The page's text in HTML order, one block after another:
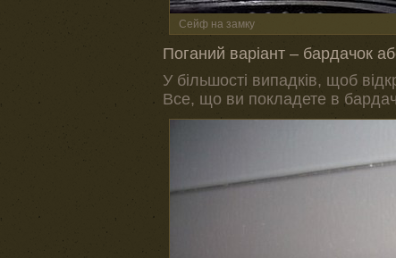
Сейф на замку
Поганий варіант – бардачок
У більшості випадків, щоб
Все, що ви покладете в